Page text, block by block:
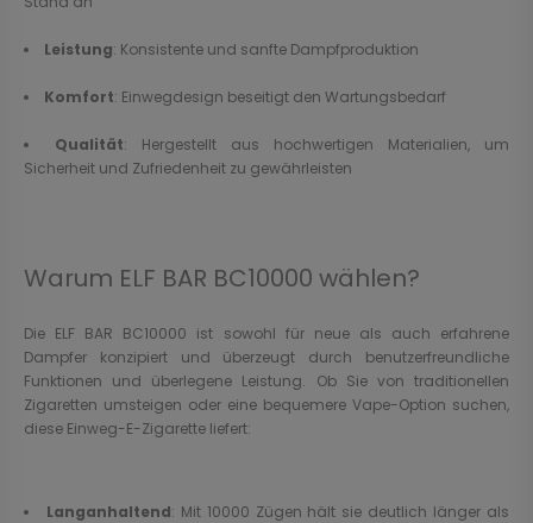
Leistung: Konsistente und sanfte Dampfproduktion
Komfort: Einwegdesign beseitigt den Wartungsbedarf
Qualität: Hergestellt aus hochwertigen Materialien, um
Sicherheit und Zufriedenheit zu gewährleisten
Warum ELF BAR BC10000 wählen?
Die ELF BAR BC10000 ist sowohl für neue als auch erfahrene
Dampfer konzipiert und überzeugt durch benutzerfreundliche
Funktionen und überlegene Leistung. Ob Sie von traditionellen
Zigaretten umsteigen oder eine bequemere Vape-Option suchen,
diese Einweg-E-Zigarette liefert:
Langanhaltend: Mit 10000 Zügen hält sie deutlich länger als